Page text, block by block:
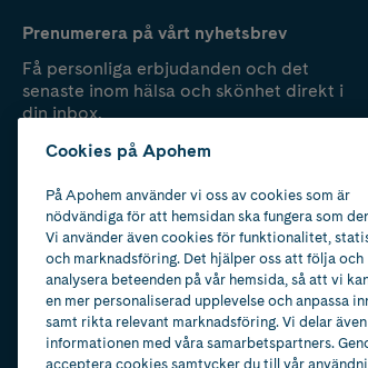
Prenumerera på vårt nyhetsbrev
Få personliga erbjudanden och det
senaste inom hälsa och skönhet direkt i
din inbox.
Cookies på Apohem
På Apohem använder vi oss av cookies som är
nödvändiga för att hemsidan ska fungera som
Vi använder även cookies för funktionalitet,
och marknadsföring. Det hjälper oss att följa och
analysera beteenden på vår hemsida, så att vi
en mer personaliserad upplevelse och anpassa
samt rikta relevant marknadsföring. Vi delar även
informationen med våra samarbetspartners.
acceptera cookies samtycker du till vår